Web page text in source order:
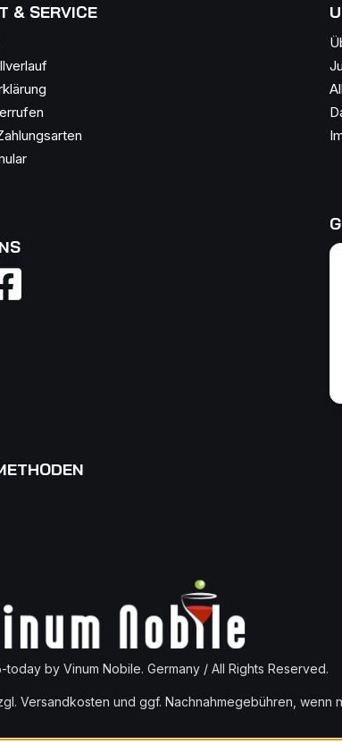
& SERVICE
by Vinum Nobile. Germany / All Rights Reserved.
Versandkosten und ggf. Nachnahmegebühren, wenn